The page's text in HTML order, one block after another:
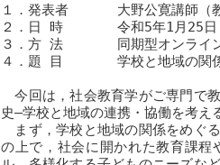
１．発表者 大野公寛講師（教
２．日 時 令和5年1月25日（
３．方 法 同期型オンライ
４．題 目 学校と地域の関係史
今回は，社会教育学がご専門で
史―学校と地域の連携・協働を考え
まず，学校と地域の関係をめぐ
の上で，社会に開かれた教育課程